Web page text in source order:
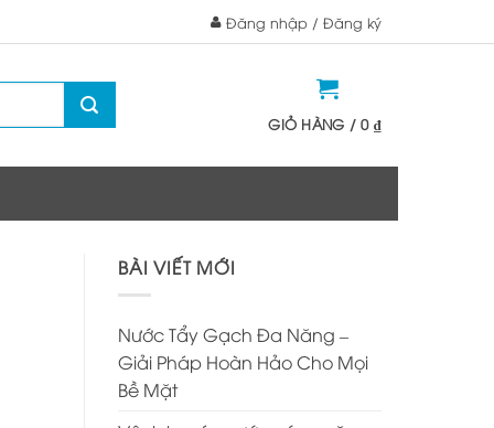
Đăng nhập / Đăng ký
GIỎ HÀNG /0 ₫
BÀI VIẾT MỚI
Nước Tẩy Gạch Đa Năng –
Giải Pháp Hoàn Hảo Cho Mọi
Bề Mặt